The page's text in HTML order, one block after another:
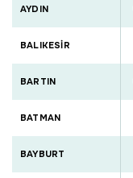
AYDIN
BALIKESİR
BARTIN
BATMAN
BAYBURT